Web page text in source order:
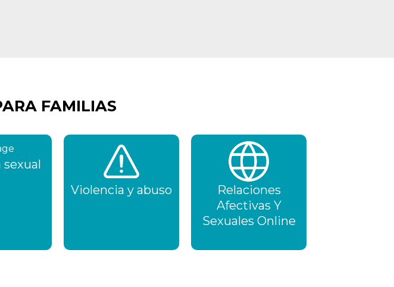
FAMILIAS
sexual
Violencia y abuso
Relaciones
Afectivas Y
Sexuales Online